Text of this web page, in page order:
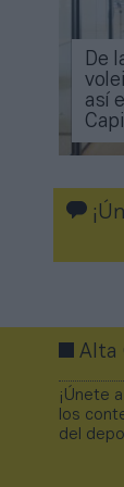
De
así
Alta
¡Únete
los
del